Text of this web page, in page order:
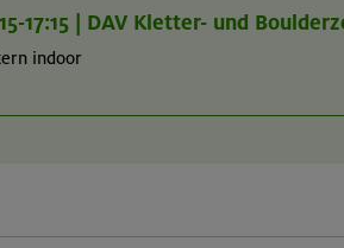
17:15 | DAV Kletter- und
indoor